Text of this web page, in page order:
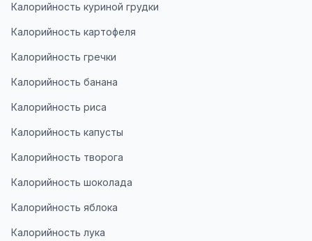
Калорийность куриной грудки
Калорийность картофеля
Калорийность гречки
Калорийность банана
Калорийность риса
Калорийность капусты
Калорийность творога
Калорийность шоколада
Калорийность яблока
Калорийность лука